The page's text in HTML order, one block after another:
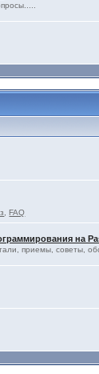
,FAQ
на
приемы, советы,